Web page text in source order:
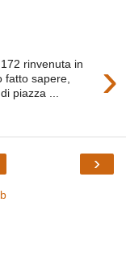
›
rinvenuta in
fatto sapere,
piazza ...
›